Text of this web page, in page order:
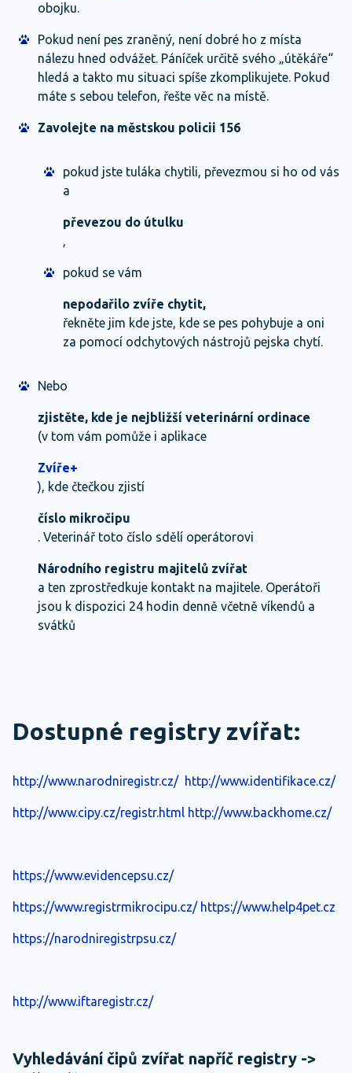
obojku.
Pokud není pes zraněný, není dobré ho z místa
nálezu hned odvážet. Páníček určitě svého „útěkáře“
hledá a takto mu situaci spíše zkomplikujete. Pokud
máte s sebou telefon, řešte věc na místě.
Zavolejte na městskou policii 156
pokud jste tuláka chytili, převezmou si ho od vás
a
převezou do útulku
,
pokud se vám
nepodařilo zvíře chytit,
řekněte jim kde jste, kde se pes pohybuje a oni
za pomocí odchytových nástrojů pejska chytí.
Nebo
zjistěte, kde je nejbližší veterinární ordinace
(v tom vám pomůže i aplikace
Zvíře+
), kde čtečkou zjistí
číslo mikročipu
. Veterinář toto číslo sdělí operátorovi
Národního registru majitelů zvířat
a ten zprostředkuje kontakt na majitele. Operátoři
jsou k dispozici 24 hodin denně včetně víkendů a
svátků
Dostupné registry zvířat:
http://www.narodniregistr.cz/ http://www.identifikace.cz/
http://www.cipy.cz/registr.html http://www.backhome.cz/
https://www.evidencepsu.cz/
https://www.registrmikrocipu.cz/ https://www.help4pet.cz
https://narodniregistrpsu.cz/
http://www.iftaregistr.cz/
Vyhledávání čipů zvířat napříč registry ->